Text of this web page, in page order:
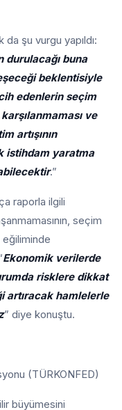
şu vurgu yapıldı:
durulacağı buna
beklentisiyle
edenlerin seçim
ve
artışının
istihdam yaratma
.”
raporla ilgili
seçim
Ekonomik verilerde
risklere dikkat
artıracak hamlelerle
” diye konuştu.
(TÜRKONFED)
büyümesini